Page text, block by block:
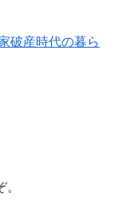
破産時代の暮ら